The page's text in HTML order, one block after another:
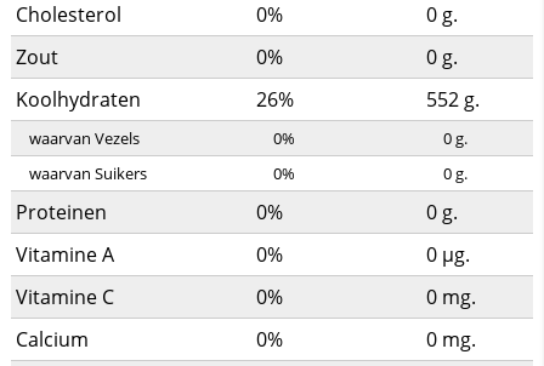
Cholesterol 0% 0 g.
Zout
0% 0 g.
Koolhydraten
26% 552 g.
waarvan Vezels 0% 0g.
waarvan Suikers
0% 0g.
Proteinen 0% 0 g.
Vitamine A
0% 0 µg.
Vitamine C
0% 0 mg.
Calcium
0% 0 mg.